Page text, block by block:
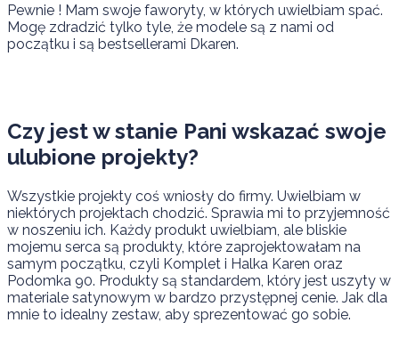
Pewnie ! Mam swoje faworyty, w których uwielbiam spać.
Mogę zdradzić tylko tyle, że modele są z nami od
początku i są bestsellerami Dkaren.
Czy jest w stanie Pani wskazać swoje
ulubione projekty?
Wszystkie projekty coś wniosły do firmy. Uwielbiam w
niektórych projektach chodzić. Sprawia mi to przyjemność
w noszeniu ich. Każdy produkt uwielbiam, ale bliskie
mojemu serca są produkty, które zaprojektowałam na
samym początku, czyli Komplet i Halka Karen oraz
Podomka 90. Produkty są standardem, który jest uszyty w
materiale satynowym w bardzo przystępnej cenie. Jak dla
mnie to idealny zestaw, aby sprezentować go sobie.